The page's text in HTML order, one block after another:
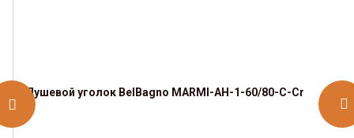
Душевой уголок BelBagno MARMI-AH-1-60/80-C-Cr